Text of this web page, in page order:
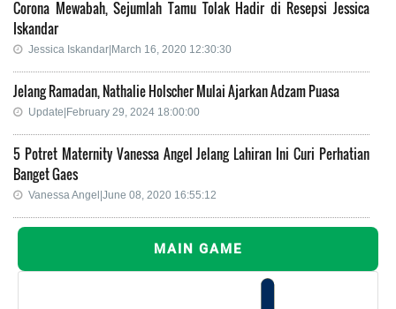
Corona Mewabah, Sejumlah Tamu Tolak Hadir di Resepsi Jessica
Iskandar
Jessica Iskandar|March 16, 2020 12:30:30
Jelang Ramadan, Nathalie Holscher Mulai Ajarkan Adzam Puasa
Update|February 29, 2024 18:00:00
5 Potret Maternity Vanessa Angel Jelang Lahiran Ini Curi Perhatian
Banget Gaes
Vanessa Angel|June 08, 2020 16:55:12
MAIN GAME